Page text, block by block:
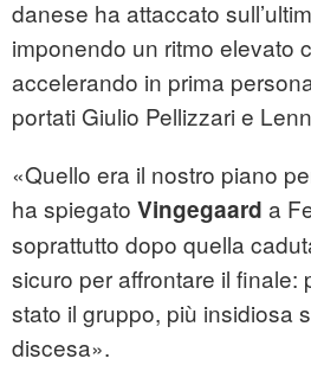
danese ha attaccato
imponendo un ritmo elevato
accelerando in prima
portati Giulio Pellizzari e
«Quello era il nostro piano
ha spiegato Vingegaard a
soprattutto dopo quella
sicuro per affrontare il finale:
stato il gruppo, più insidiosa
discesa».